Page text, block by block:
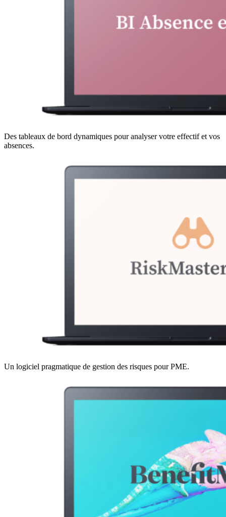
Des tableaux de bord dynamiques pour analyser votre effectif et vos
absences.
Un logiciel pragmatique de gestion des risques pour PME.